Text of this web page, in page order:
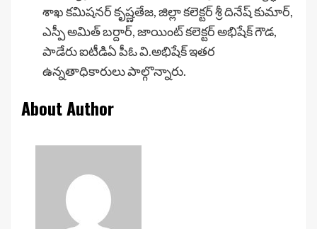
శాఖ కమిషనర్ కృష్ణతేజ, జిల్లా కలెక్టర్ శ్రీ దినేష్ కుమార్,
ఎస్పీ అమిత్ బర్దార్, జాయింట్ కలెక్టర్ అభిషేక్ గౌడ,
పాడేరు ఐటీడిఏ పీఓ వి.అభిషేక్ ఇతర
ఉన్నతాధికారులు పాల్గొన్నారు.
About Author